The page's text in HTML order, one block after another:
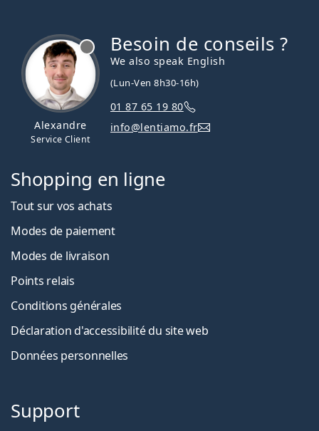
Prada
Toutes les marques
Alexandre
Service Client
Besoin de conseils ?
We also speak English
(Lun-Ven 8h30-16h)
01 87 65 19 80
info@lentiamo.fr
Shopping en ligne
Tout sur vos achats
Modes de paiement
Modes de livraison
Points relais
Conditions générales
Déclaration d'accessibilité du site web
Données personnelles
Support